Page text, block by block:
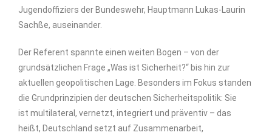
Jugendoffiziers der Bundeswehr, Hauptmann Lukas-Laurin
Sachße, auseinander.
Der Referent spannte einen weiten Bogen – von der
grundsätzlichen Frage „Was ist Sicherheit?“ bis hin zur
aktuellen geopolitischen Lage. Besonders im Fokus standen
die Grundprinzipien der deutschen Sicherheitspolitik: Sie
ist multilateral, vernetzt, integriert und präventiv – das
heißt, Deutschland setzt auf Zusammenarbeit,